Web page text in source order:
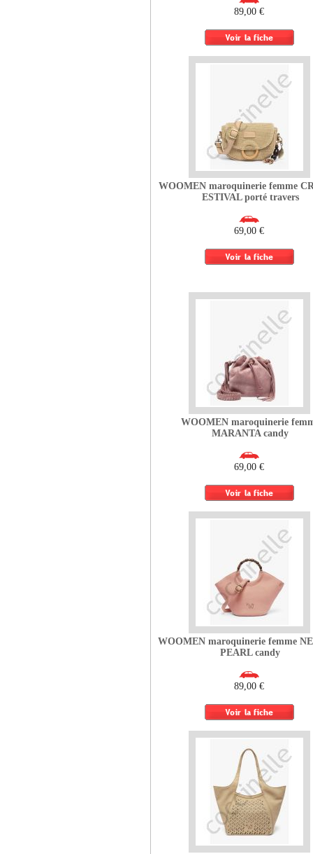
89,00 €
WOOMEN maroquinerie femme
ESTIVAL porté travers
69,00 €
WOOMEN maroquinerie
MARANTA candy
69,00 €
WOOMEN maroquinerie femme
PEARL candy
89,00 €